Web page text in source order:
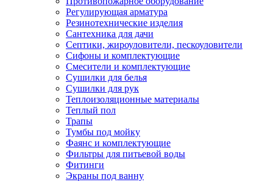
Регулирующая арматура
Резинотехнические изделия
Сантехника для дачи
Септики, жироуловители, пескоуловители
Сифоны и комплектующие
Смесители и комплектующие
Сушилки для белья
Сушилки для рук
Теплоизоляционные материалы
Теплый пол
Трапы
Тумбы под мойку
Фаянс и комплектующие
Фильтры для питьевой воды
Фитинги
Экраны под ванну